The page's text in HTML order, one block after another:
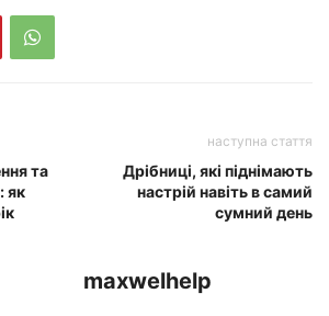
та
як
наступна стаття
Дрібниці, які піднімають
настрій навіть в самий
сумний день
maxwelhelp